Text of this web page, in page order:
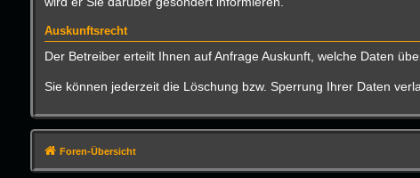
Auskunftsrecht
Der Betreiber erteilt Ihnen auf Anfrage Auskunft, welche Daten
Sie können jederzeit die Löschung bzw. Sperrung Ihrer Daten
Foren-Übersicht